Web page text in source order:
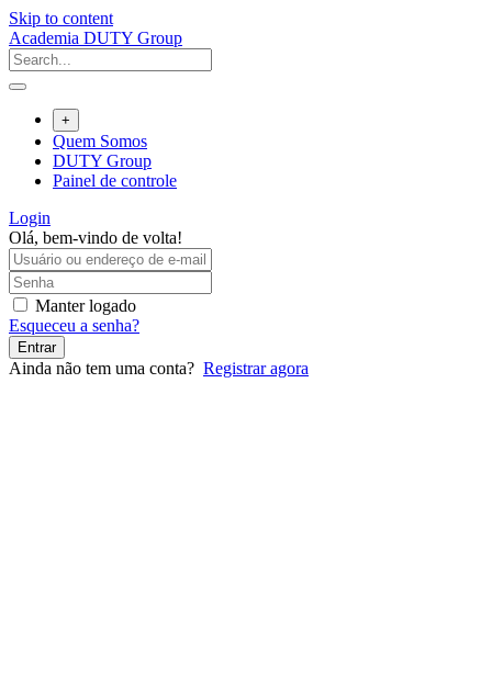
Skip to content
Academia DUTY Group
+
Quem Somos
DUTY Group
Painel de controle
Login
Olá, bem-vindo de volta!
Manter logado
Esqueceu a senha?
Entrar
Ainda não tem uma conta? Registrar agora